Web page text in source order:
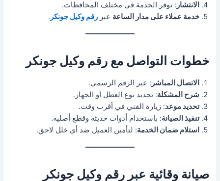
الانتشار : توفر الخدمة في مختلف المحافظات.
خدمة عملاء على مدار الساعة عبررقم وكيل جونكر .
خطوات التواصل مع رقم وكيل جونكر
الاتصال المباشر : عبر الرقم الرسمي.
شرح المشكلة: تحديد نوع العطل أو الجهاز.
تحديد موعد: زيارة الفني في أقرب وقت.
تنفيذ الصيانة: باستخدام أدوات حديثة وقطع أصلية.
استلام ضمان الخدمة: لتأمين العميل ضد أي خلل لاحق.
صيانة وقائية عبر رقم وكيل جونكر